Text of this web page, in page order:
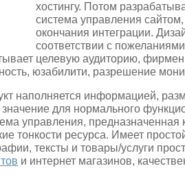
хостингу. Потом
система управления
окончания интеграции.
соответствии с
целевую аудиторию,
юзабилити, разрешение
наполняется информацией,
для нормального
управления, предназначенная
тонкости ресурса. Имеет
тексты и товары/услуги
и интернет магазинов,